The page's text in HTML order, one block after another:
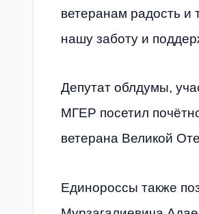
ветеранам радость и
нашу заботу и
Депутат облдумы,
МГЕР посетил
ветерана Великой
Единороссы также